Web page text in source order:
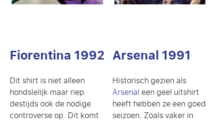
Fiorentina 1992
Dit shirt is niet alleen
hondslelijk maar riep
destijds ook de nodige
controverse op. Dit komt
Arsenal 1991
Historisch gezien als
Arsenal een geel uitshirt
heeft hebben ze een goed
seizoen. Zoals vaker in